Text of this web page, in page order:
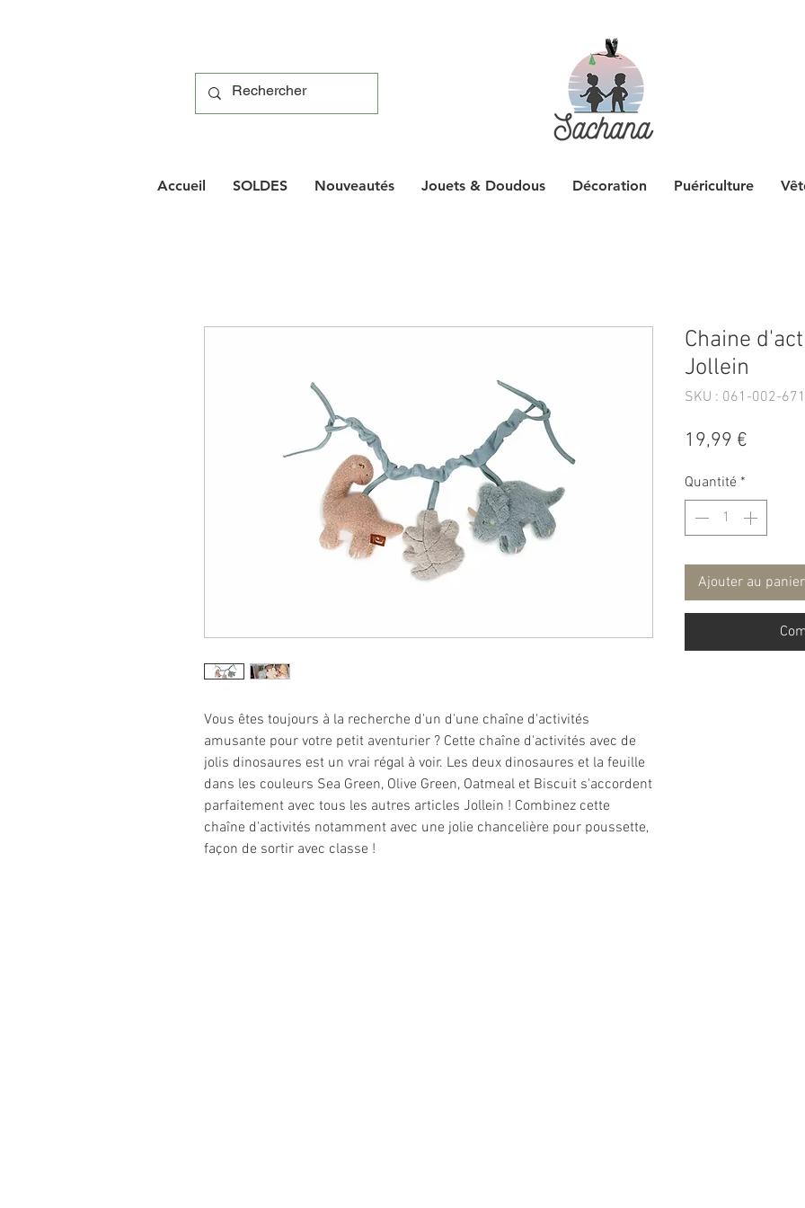
Accueil SOLDES Nouveautés Jouets & Doudous Décoration Puériculture
Vous êtes toujours à la recherche d'un d'une chaîne d'activités
amusante pour votre petit aventurier ? Cette chaîne d'activités avec de
jolis dinosaures est un vrai régal à voir. Les deux dinosaures et la feuille
dans les couleurs Sea Green, Olive Green, Oatmeal et Biscuit s'accordent
parfaitement avec tous les autres articles Jollein ! Combinez cette
chaîne d'activités notamment avec une jolie chancelière pour poussette,
façon de sortir avec classe !
Chaine
Jollein
SKU : 061-002-
19,99 €
Quantité *
Ajouter au panier